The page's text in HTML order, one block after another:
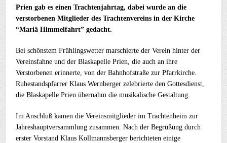
Prien gab es einen Trachtenjahrtag, dabei wurde an die
verstorbenen Mitglieder des Trachtenvereins in der Kirche
“Mariä Himmelfahrt” gedacht.
Bei schönstem Frühlingswetter marschierte der Verein hinter der
Vereinsfahne und der Blaskapelle Prien, die auch an ihre
Verstorbenen erinnerte, von der Bahnhofstraße zur Pfarrkirche.
Ruhestandspfarrer Klaus Wernberger zelebrierte den Gottesdienst,
die Blaskapelle Prien übernahm die musikalische Gestaltung.
Im Anschluß kamen die Vereinsmitglieder im Trachtenheim zur
Jahreshauptversammlung zusammen. Nach der Begrüßung durch
erster Vorstand Klaus Kollmannsberger berichteten einige